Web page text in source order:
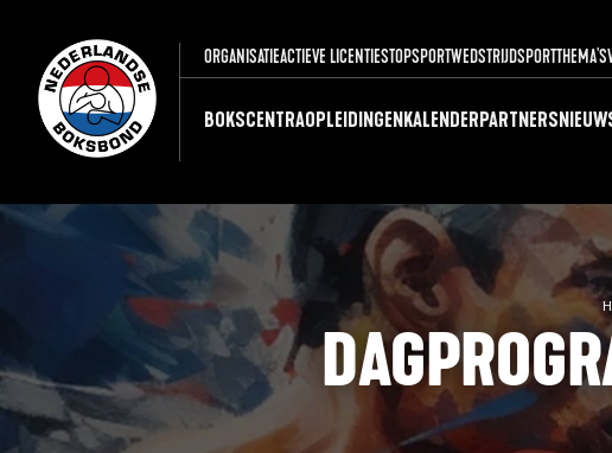
ORGANISATIEACTIEVE LICENTIESTOPSPORTWEDSTRIJDSPORTTHEMA'S
BOKSCENTRAOPLEIDINGENKALENDERPARTNERS